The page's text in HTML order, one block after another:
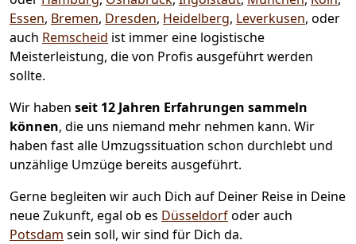
Essen, Bremen, Dresden, Heidelberg, Leverkusen, oder
auch Remscheid ist immer eine logistische
Meisterleistung, die von Profis ausgeführt werden
sollte.
Wir haben seit 12 Jahren Erfahrungen sammeln
können, die uns niemand mehr nehmen kann. Wir
haben fast alle Umzugssituation schon durchlebt und
unzählige Umzüge bereits ausgeführt.
Gerne begleiten wir auch Dich auf Deiner Reise in Deine
neue Zukunft, egal ob es Düsseldorfoder auch
Potsdam sein soll, wir sind für Dich da.